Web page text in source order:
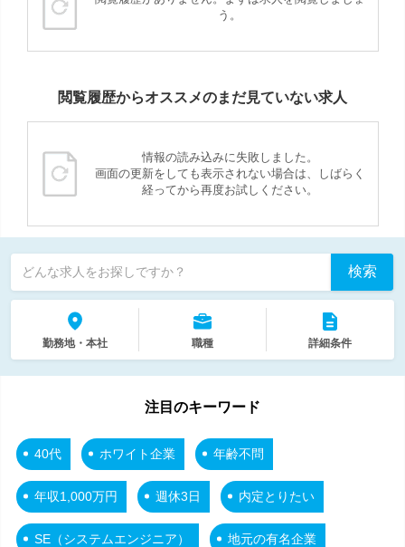
う。
閲覧履歴からオススメのまだ見ていない求人
情報の読み込みに失敗しました。
画面の更新をしても表示されない場合は、しばらく
経ってから再度お試しください。
どんな求人をお探しですか？ 検索
勤務地・本社 職種 詳細条件
注目のキーワード
40代 ホワイト企業 年齢不問
年収1,000万円 週休3日 内定とりたい
SE（システムエンジニア） 地元の有名企業